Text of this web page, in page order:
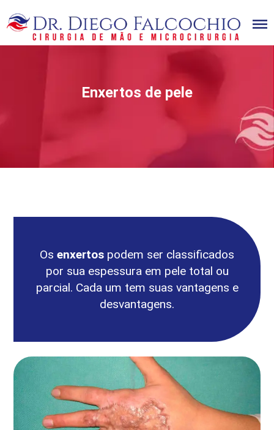
Enxertos de pele
Os enxertos podem ser classificados
por sua espessura em pele total ou
parcial. Cada um tem suas vantagens e
desvantagens.